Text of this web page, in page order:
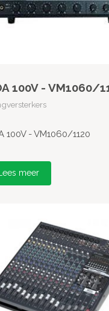
100V - VM1060/
100V - VM1060/1120
Lees meer